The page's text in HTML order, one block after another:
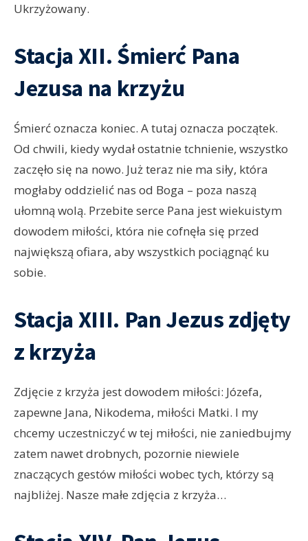
Ukrzyżowany.
Stacja XII. Śmierć Pana
Jezusa na krzyżu
Śmierć oznacza koniec. A tutaj oznacza początek.
Od chwili, kiedy wydał ostatnie tchnienie, wszystko
zaczęło się na nowo. Już teraz nie ma siły, która
mogłaby oddzielić nas od Boga – poza naszą
ułomną wolą. Przebite serce Pana jest wiekuistym
dowodem miłości, która nie cofnęła się przed
największą ofiara, aby wszystkich pociągnąć ku
sobie.
Stacja XIII. Pan Jezus zdjęty
z krzyża
Zdjęcie z krzyża jest dowodem miłości: Józefa,
zapewne Jana, Nikodema, miłości Matki. I my
chcemy uczestniczyć w tej miłości, nie zaniedbujmy
zatem nawet drobnych, pozornie niewiele
znaczących gestów miłości wobec tych, którzy są
najbliżej. Nasze małe zdjęcia z krzyża…